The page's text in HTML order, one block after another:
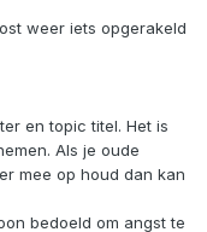
weer iets opgerakeld
en topic titel. Het is
Als je oude
mee op houd dan kan
bedoeld om angst te